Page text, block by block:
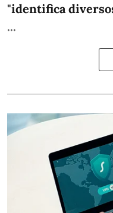
"identifica
...